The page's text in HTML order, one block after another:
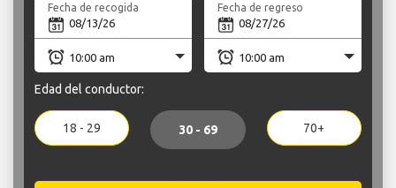
Fecha de recogida Fecha de regreso
Edad del conductor:
18 - 29 30 - 69 70+